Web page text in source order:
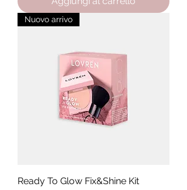
Nuovo arrivo
Ready To Glow Fix&Shine Kit